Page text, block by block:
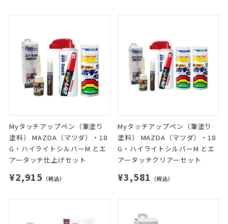
Myタッチアップペン（筆塗り
塗料） MAZDA（マツダ）・18
G・ハイライトシルバーM とエ
アータッチ仕上げセット
¥2,915 （税込）
Myタッチアップペン（筆塗り
塗料） MAZDA（マツダ）・18
G・ハイライトシルバーM とエ
アータッチクリアーセット
¥3,581 （税込）